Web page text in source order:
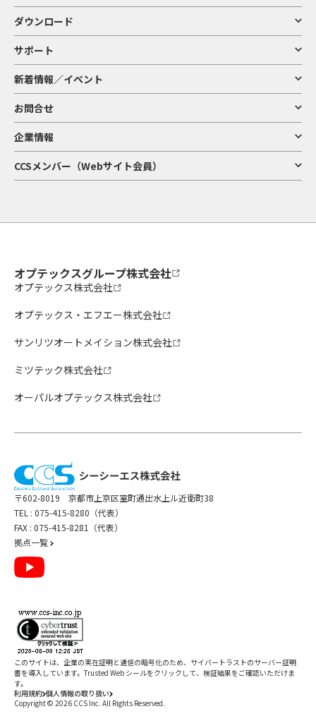
ダウンロード
サポート
新着情報／イベント
お問合せ
企業情報
CCSメンバー（Webサイト会員）
オプテックスグループ株式会社
オプテックス株式会社
オプテックス・エフエー株式会社
サンリツオートメイション株式会社
ミツテック株式会社
オーパルオプテックス株式会社
〒602-8019 京都市上京区室町通出水上ル近衛町38
TEL : 075-415-8280（代表）
FAX : 075-415-8281（代表）
拠点一覧
利用規約 個人情報の取り扱い
Copyright © 2026 CCS Inc. All Rights Reserved.
このサイトは、企業の実在証明と通信の暗号化のため、サイバートラストのサーバー証明
書を導入しています。Trusted Web シールをクリックして、検証結果をご確認いただけま
す。